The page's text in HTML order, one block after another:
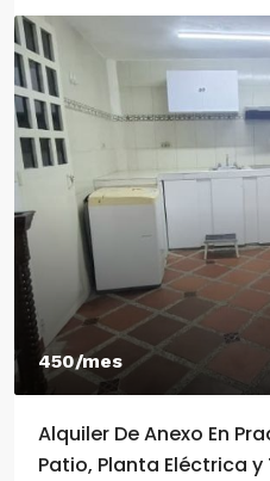
450/mes
Alquiler De Anexo En
Patio, Planta Eléctrica